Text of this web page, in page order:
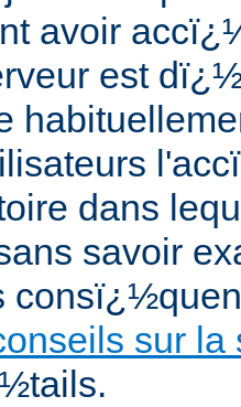
avoir
est
dans
savoir
sur